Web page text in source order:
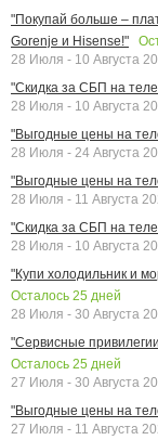
"Покупай больше –
Gorenje и Hisense!"
28 Июля - 10 Августа
"Скидка за СБП на
28 Июля - 10 Августа
"Выгодные цены на
28 Июля - 24 Августа
"Выгодные цены на
28 Июля - 11 Августа
"Скидка за СБП на
28 Июля - 10 Августа
"Купи холодильник и
Осталось 25 дней
28 Июля - 30 Августа
"Сервисные
Осталось 25 дней
27 Июля - 30 Августа
"Выгодные цены на
27 Июля - 11 Августа